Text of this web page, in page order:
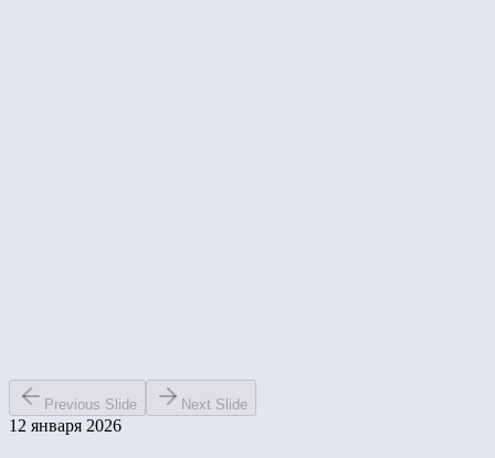
Previous Slide Next Slide
12 января 2026